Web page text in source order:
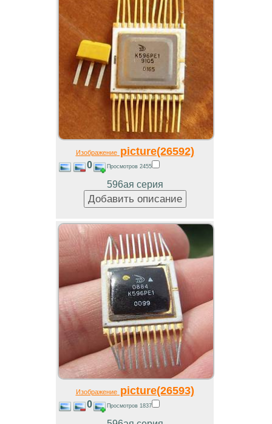
Изображениеpicture(26592)
0 Просмотров 2455
596ая серия
Изображениеpicture(26593)
0 Просмотров 1837